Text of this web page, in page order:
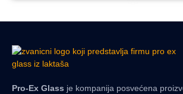
Pro-Ex Glass je kompanija posvećena